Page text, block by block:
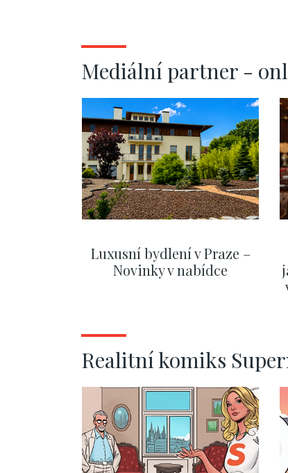
Mediální partner -
Luxusní bydlení v Praze –
Novinky v nabídce
Realitní komiks